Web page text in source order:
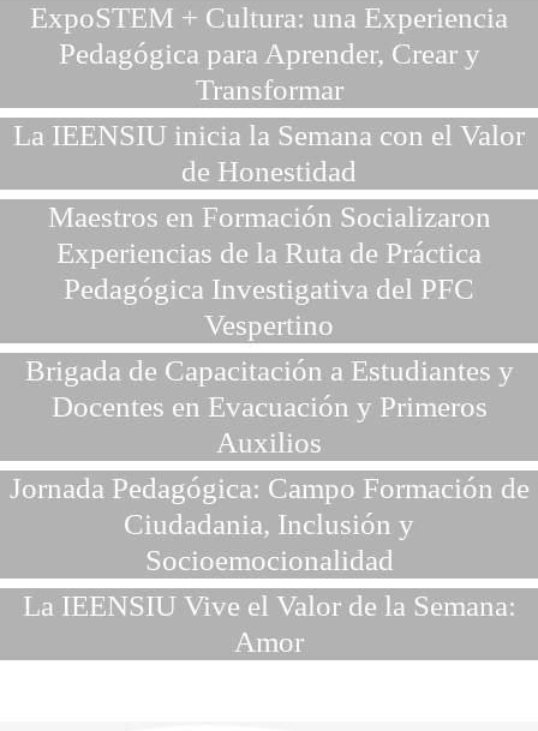
ExpoSTEM + Cultura: una Experiencia
Pedagógica para Aprender, Crear y
Transformar
La IEENSIU inicia la Semana con el Valor
de Honestidad
Maestros en Formación Socializaron
Experiencias de la Ruta de Práctica
Pedagógica Investigativa del PFC
Vespertino
Brigada de Capacitación a Estudiantes y
Docentes en Evacuación y Primeros
Auxilios
Jornada Pedagógica: Campo Formación de
Ciudadania, Inclusión y
Socioemocionalidad
La IEENSIU Vive el Valor de la Semana:
Amor